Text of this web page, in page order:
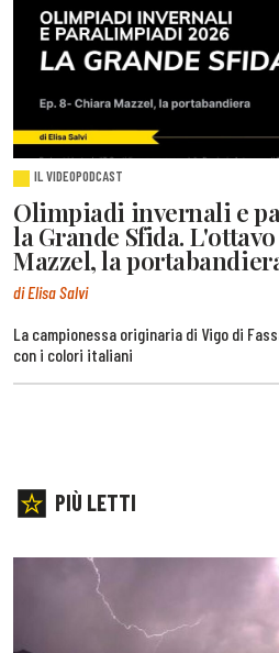
IL VIDEOPODCAST
Olimpiadi invernali e
la Grande Sfida.
Mazzel, la
di Elisa Salvi
La campionessa originaria di Vigo di
con i colori italiani
PIÙ LETTI